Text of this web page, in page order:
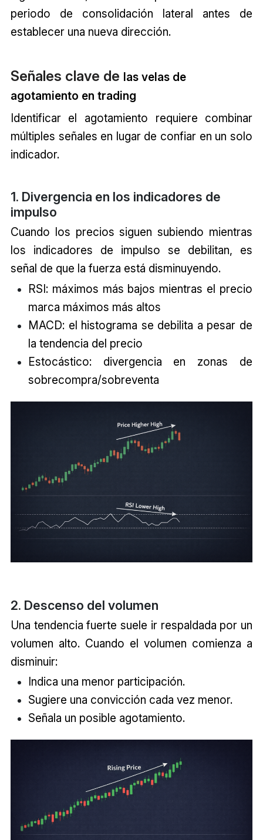
periodo de consolidación lateral antes de
establecer una nueva dirección.
Señales clave de las velas de
agotamiento en trading
Identificar el agotamiento requiere combinar
múltiples señales en lugar de confiar en un solo
indicador.
1. Divergencia en los indicadores de
impulso
Cuando los precios siguen subiendo mientras
los indicadores de impulso se debilitan, es
señal de que la fuerza está disminuyendo.
RSI: máximos más bajos mientras el precio
marca máximos más altos
MACD: el histograma se debilita a pesar de
la tendencia del precio
Estocástico: divergencia en zonas de
sobrecompra/sobreventa
2. Descenso del volumen
Una tendencia fuerte suele ir respaldada por un
volumen alto. Cuando el volumen comienza a
disminuir:
Indica una menor participación.
Sugiere una convicción cada vez menor.
Señala un posible agotamiento.